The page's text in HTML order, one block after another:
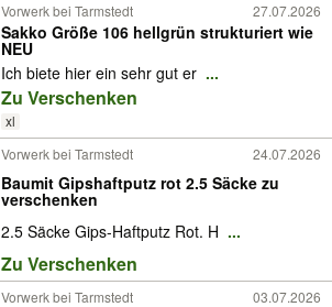
Vorwerk bei Tarmstedt 27.07.2026
Sakko Größe 106 hellgrün strukturiert wie
NEU
Ich biete hier ein sehr gut er ...
Zu Verschenken
xl
Vorwerk bei Tarmstedt 24.07.2026
Baumit Gipshaftputz rot 2.5 Säcke zu
verschenken
2.5 Säcke Gips-Haftputz Rot. H ...
Zu Verschenken
Vorwerk bei Tarmstedt 03.07.2026